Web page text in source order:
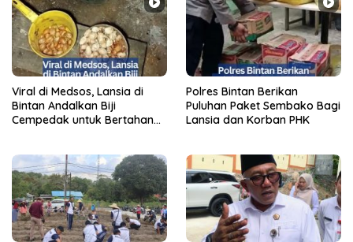
Viral di Medsos, Lansia di
Bintan Andalkan Biji
Cempedak untuk Bertahan
Polres Bintan Berikan
Puluhan Paket Sembako Bagi
Lansia dan Korban PHK